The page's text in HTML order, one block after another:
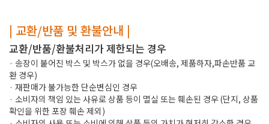
| 교환/반품 및 환불안내 |
교환/반품/환불처리가 제한되는 경우
· 송장이 붙어진 박스 및 박스가 없을 경우(오배송, 제품하자,파손반품 교
환 경우)
· 재판매가 불가능한 단순변심인 경우
· 소비자의 책임 있는 사유로 상품 등이 멸실 또는 훼손된 경우 (단지, 상품
확인을 위한 포장 훼손 제외)